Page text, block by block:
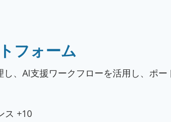
フォーム
、AI支援ワークフローを活用し、ポ
ス +10